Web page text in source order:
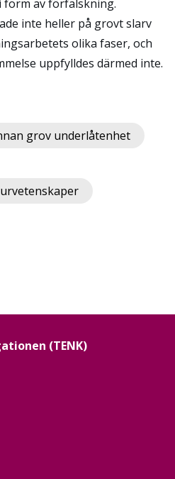
av förfalskning.
inte heller på grovt slarv
olika faser, och
uppfylldes därmed inte.
grov underlåtenhet
(TENK)